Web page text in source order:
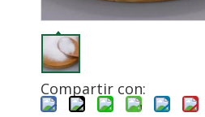
Compartir con: